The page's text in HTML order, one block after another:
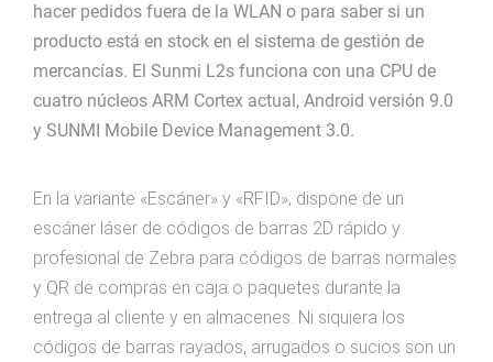
hacer pedidos fuera de la WLAN o para saber si un
producto está en stock en el sistema de gestión de
mercancías. El Sunmi L2s funciona con una CPU de
cuatro núcleos ARM Cortex actual, Android versión 9.0
y SUNMI Mobile Device Management 3.0.
En la variante «Escáner» y «RFID», dispone de un
escáner láser de códigos de barras 2D rápido y
profesional de Zebra para códigos de barras normales
y QR de compras en caja o paquetes durante la
entrega al cliente y en almacenes. Ni siquiera los
códigos de barras rayados, arrugados o sucios son un